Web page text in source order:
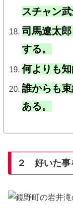
スチャン武
司馬遼太
する。
何よりも知
誰からも
ある。
２ 好いた事